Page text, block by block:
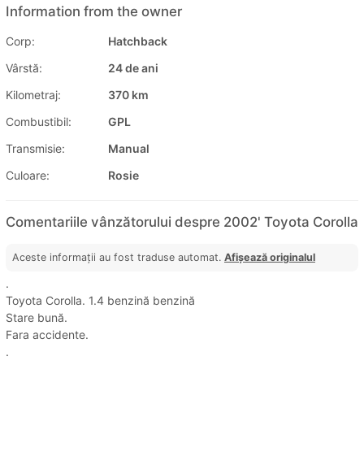
Information from the owner
Corp:
Hatchback
Vârstă:
24 de ani
Kilometraj:
370 km
Combustibil:
GPL
Transmisie:
Manual
Culoare:
Rosie
Comentariile vânzătorului despre 2002' Toyota Corolla
Aceste informații au fost traduse automat. Afișează originalul
.
Toyota Corolla. 1.4 benzină benzină
Stare bună.
Fara accidente.
.